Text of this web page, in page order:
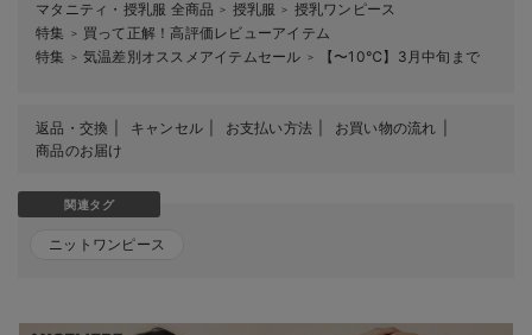
マタニティ・授乳服 全商品 ＞ 授乳服 ＞ 授乳ワンピース
特集
＞ 買って正解！高評価レビューアイテム
特集
＞ 気温差別オススメアイテムセール ＞ 【〜10℃】3月中旬まで
返品・交換 キャンセル お支払い方法
お買い物の流れ
商品のお届け
関連タグ
ニットワンピース